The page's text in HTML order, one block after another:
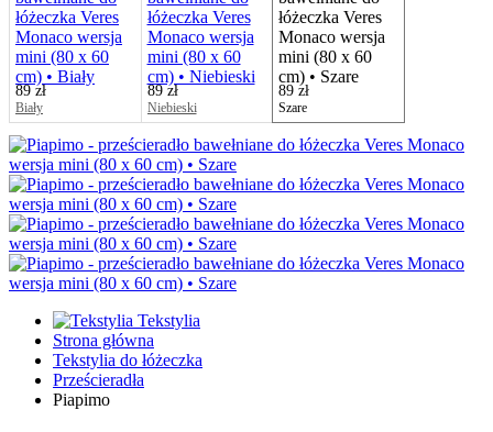
89 zł
Biały
89 zł
Niebieski
89 zł
Szare
Tekstylia
Strona główna
Tekstylia do łóżeczka
Prześcieradła
Piapimo